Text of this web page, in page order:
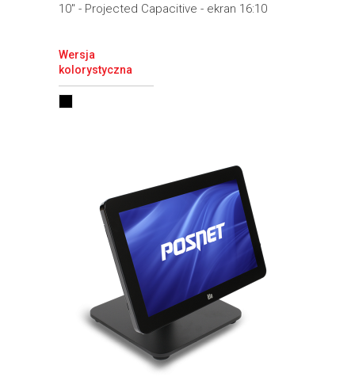
10" - Projected Capacitive - ekran 16:10
Wersja
kolorystyczna